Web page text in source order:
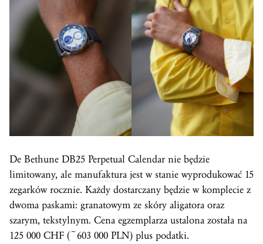
De Bethune DB25 Perpetual Calendar nie będzie
limitowany, ale manufaktura jest w stanie wyprodukować 15
zegarków rocznie. Każdy dostarczany będzie w komplecie z
dwoma paskami: granatowym ze skóry aligatora oraz
szarym, tekstylnym. Cena egzemplarza ustalona została na
125 000 CHF (~603 000 PLN) plus podatki.